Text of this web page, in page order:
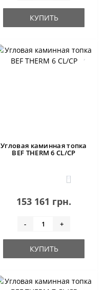
КУПИТЬ
Угловая каминная топка
BEF THERM 6 CL/CP
0
153 161 грн.
- +
КУПИТЬ